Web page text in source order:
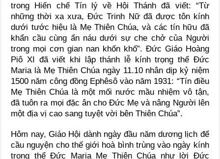
trong Hiến chế Tín lý về Hội Thánh đã viết: “Từ
những thời xa xưa, Đức Trinh Nữ đã được tôn kính
dưới tước hiệu là Mẹ Thiên Chúa, và các tín hữu đã
khẩn cầu cùng ẩn náu dưới sự che chở của Người
trong mọi cơn gian nan khốn khố”. Đức Giáo Hoàng
Piô XI đã viết khi lập thánh lễ kính trọng thể Đức
Maria là Mẹ Thiên Chúa ngày 11.10 nhân dịp kỷ niệm
1500 năm công đồng Ephêsô vào năm 1931: “Tín điều
Mẹ Thiên Chúa là một mối nước mầu nhiệm vô tận,
đã tuôn ra mọi đặc ân cho Đức Mẹ và nâng Người lên
một địa vị cao sang tuyệt vời bên Thiên Chúa”.
Hôm nay, Giáo Hội dành ngày đầu năm dương lịch để
cầu nguyện cho thế giới hoà bình trùng vào ngày kính
trọng thể Đức Maria Mẹ Thiên Chúa như lời Đức